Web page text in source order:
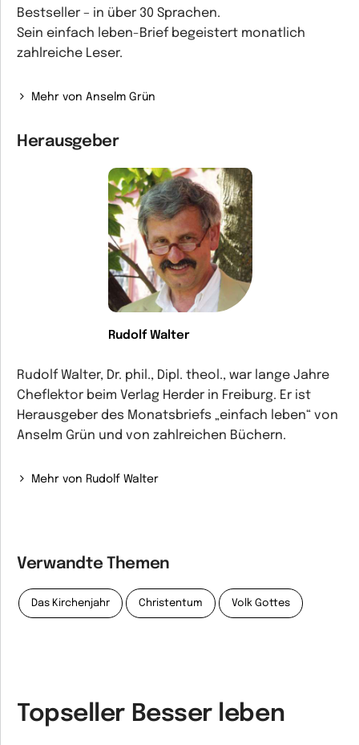
Bestseller – in über 30 Sprachen.
Sein einfach leben-Brief begeistert monatlich
zahlreiche Leser.
Mehr von Anselm Grün
Herausgeber
Rudolf Walter
Rudolf Walter, Dr. phil., Dipl. theol., war lange Jahre
Cheflektor beim Verlag Herder in Freiburg. Er ist
Herausgeber des Monatsbriefs „einfach leben“ von
Anselm Grün und von zahlreichen Büchern.
Mehr von Rudolf Walter
Verwandte Themen
Das Kirchenjahr Christentum Volk Gottes
Topseller Besser leben